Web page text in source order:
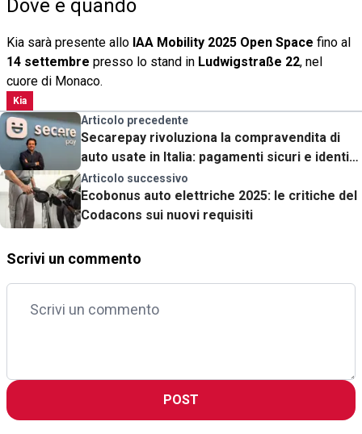
Dove e quando
Kia sarà presente allo IAA Mobility 2025 Open Space fino al
14 settembre presso lo stand in Ludwigstraße 22, nel
cuore di Monaco.
Kia
Articolo precedente
Secarepay rivoluziona la compravendita di
auto usate in Italia: pagamenti sicuri e identità
verificate contro le truffe
Articolo successivo
Ecobonus auto elettriche 2025: le critiche del
Codacons sui nuovi requisiti
Scrivi un commento
POST